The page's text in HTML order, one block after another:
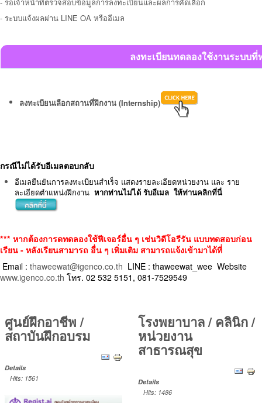
- ระบบแจ้งผลผ่าน LINE OA หรืออีเมล
ลงทะเบียนทดลองใช้งานระบบที่
ลงทะเบียนเลือกสถานที่ฝึกงาน (Internship)
กรณีไม่ได้รับอีเมลตอบกลับ
อีเมลยืนยันการลงทะเบียนสำเร็จ แสดงรายละเอียดหน่วยงาน และ ราย
ละเอียดตำแหน่งฝึกงาน หากท่านไม่ได้ รับอีเมล ให้ท่านคลิกที่นี่
*** หากต้องการดทดลองใช้ฟีเจอร์อื่น ๆ เช่นวิดีโอรีรัน แบบทดสอบก่อน
เรียน - หลังเรียนสามารถ อื่น ๆ เพิ่มเติม สามารถแจ้งเข้ามาได้ที่
Email : thaweewat@igenco.co.th LINE : thaweewat_wee Website
www.igenco.co.th โทร. 02 532 5151, 081-7529549
ศูนย์ฝึกอาชีพ /
สถาบันฝึกอบรม
Details
Hits: 1561
โรงพยาบาล / คลินิก /
หน่วยงาน
สาธารณสุข
Details
Hits: 1486